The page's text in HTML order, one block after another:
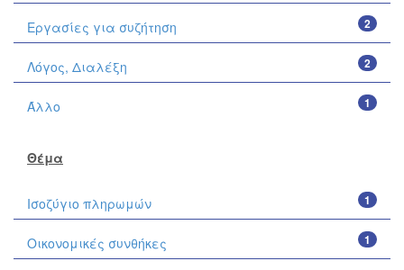
2
Εργασίες για συζήτηση
2
Λόγος, Διαλέξη
1
Άλλο
Θέμα
1
Ισοζύγιο πληρωμών
1
Οικονομικές συνθήκες